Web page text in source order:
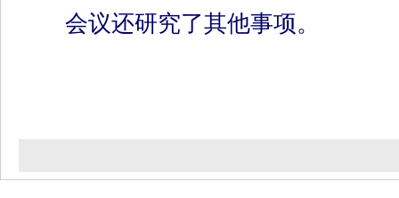
会议还研究了其他事项。